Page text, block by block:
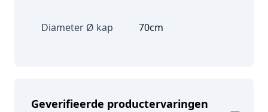
Diameter Ø kap 70cm
Geverifieerde productervaringen